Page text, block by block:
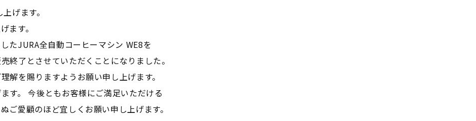
げます。
ます。
たJURA全自動コーヒーマシン WE8を
終了とさせていただくことになりました。
解を賜りますようお願い申し上げます。
す。 今後ともお客様にご満足いただける
ご愛顧のほど宜しくお願い申し上げます。